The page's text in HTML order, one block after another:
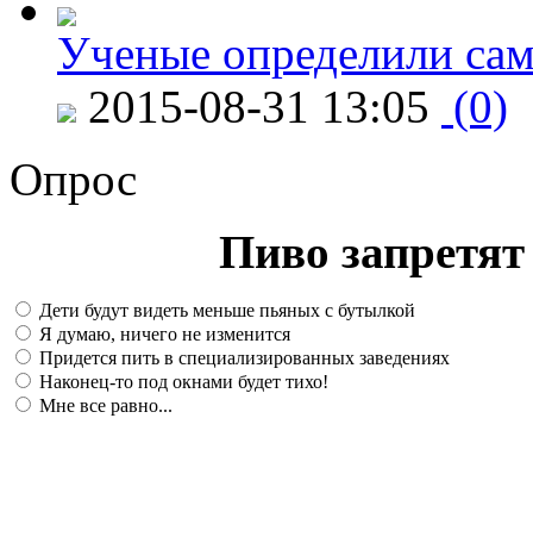
Ученые определили
2015-08-31 13:05 (0)
Опрос
Пиво
Дети будут видеть меньше пьяных с бутылкой
Я думаю, ничего не изменится
Придется пить в специализированных заведениях
Наконец-то под окнами будет тихо!
Мне все равно...